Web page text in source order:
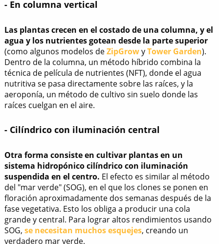
- En columna vertical
Las plantas crecen en el costado de una columna, y el
agua y los nutrientes gotean desde la parte superior
(como algunos modelos deZipGrowyTower Garden).
Dentro de la columna, un método híbrido combina la
técnica de película de nutrientes (NFT), donde el agua
nutritiva se pasa directamente sobre las raíces, y la
aeroponía, un método de cultivo sin suelo donde las
raíces cuelgan en el aire.
- Cilíndrico con iluminación central
Otra forma consiste en cultivar plantas en un
sistema hidropónico cilíndrico con iluminación
suspendida en el centro. El efecto es similar al método
del "mar verde" (SOG), en el que los clones se ponen en
floración aproximadamente dos semanas después de la
fase vegetativa. Esto los obliga a producir una cola
grande y central. Para lograr altos rendimientos usando
SOG, se necesitan muchos esquejes, creando un
verdadero mar verde.